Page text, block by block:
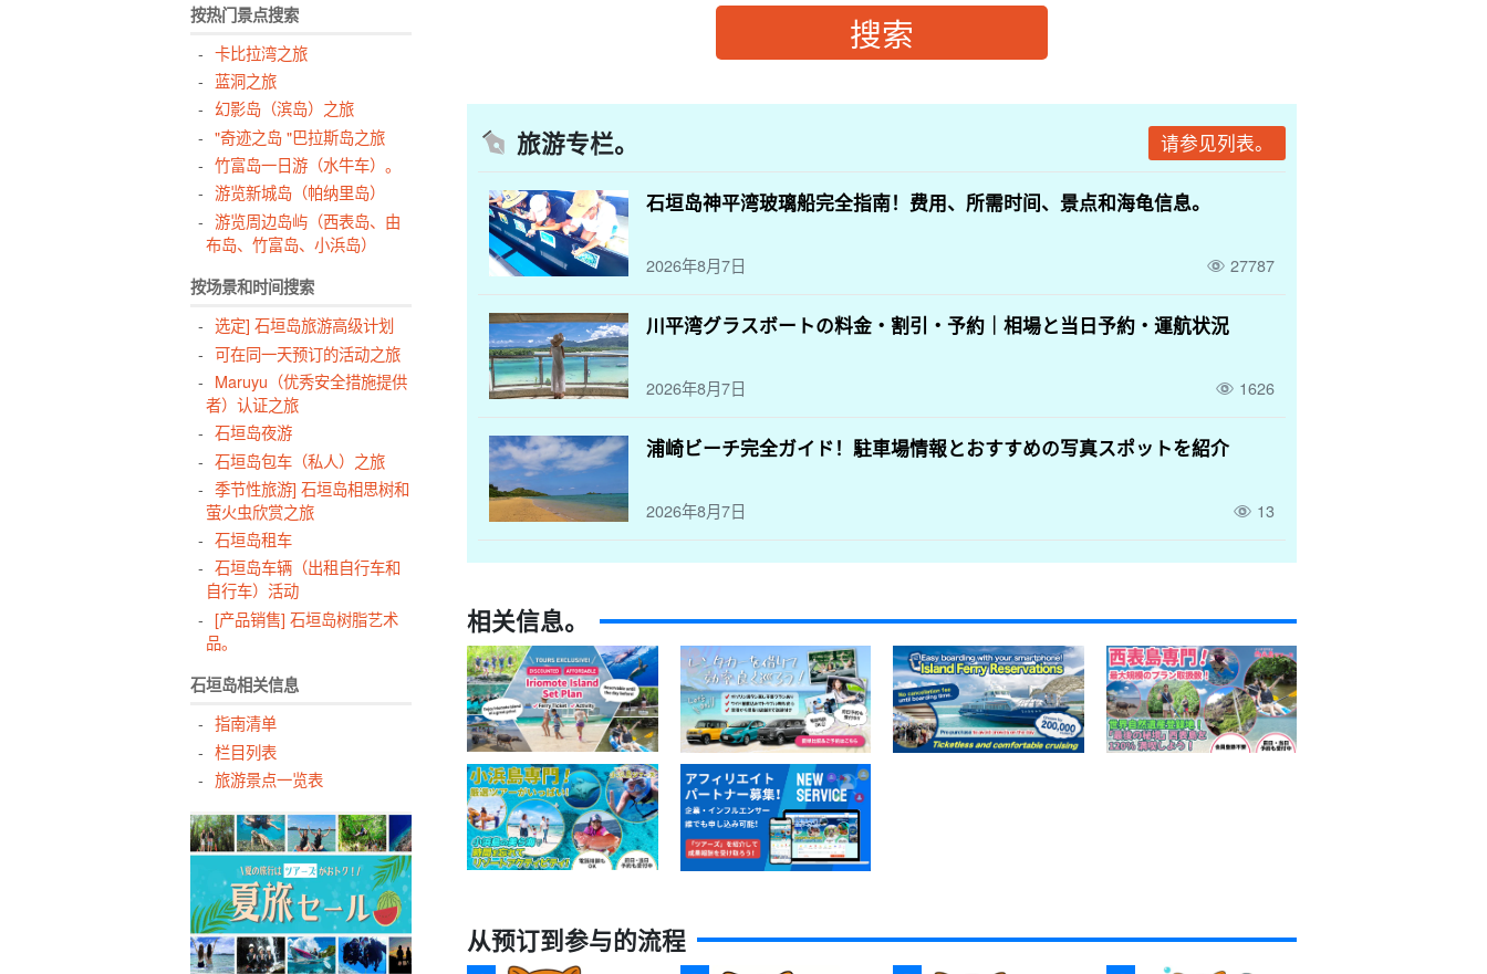
按热门景点搜索
卡比拉湾之旅
蓝洞之旅
幻影岛（滨岛）之旅
"奇迹之岛 "巴拉斯岛之旅
竹富岛一日游（水牛车）。
游览新城岛（帕纳里岛）
游览周边岛屿（西表岛、由
布岛、竹富岛、小浜岛）
按场景和时间搜索
选定] 石垣岛旅游高级计划
可在同一天预订的活动之旅
Maruyu（优秀安全措施提供
者）认证之旅
石垣岛夜游
石垣岛包车（私人）之旅
季节性旅游] 石垣岛相思树和
萤火虫欣赏之旅
石垣岛租车
石垣岛车辆（出租自行车和
自行车）活动
[产品销售] 石垣岛树脂艺术
品。
石垣岛相关信息
指南清单
栏目列表
旅游景点一览表
旅游专栏。 请参见列表。
石垣岛神平湾玻璃船完全指南！费用、所需时间、景点和海龟信息。
2026年8月7日 27787
川平湾グラスボートの料金・割引・予約｜相場と当日予約・運航状況
2026年8月7日 1626
浦崎ビーチ完全ガイド！駐車場情報とおすすめの写真スポットを紹介
2026年8月7日 13
相关信息。
从预订到参与的流程